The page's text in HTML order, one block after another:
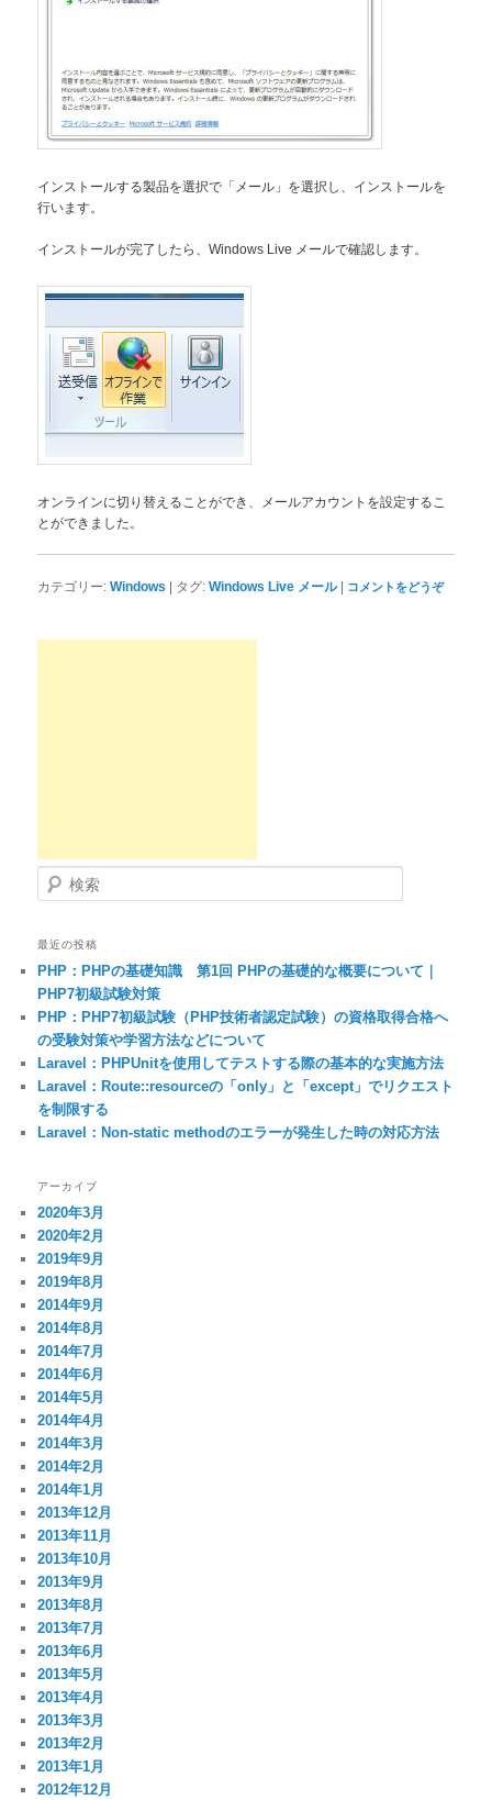
インストールする製品を選択で「メール」を選択し、インストールを
行います。
インストールが完了したら、Windows Live メールで確認します。
オンラインに切り替えることができ、メールアカウントを設定するこ
とができました。
カテゴリー: Windows | タグ: Windows Live メール | コメントをどうぞ
検索
最近の投稿
PHP：PHPの基礎知識 第1回 PHPの基礎的な概要について｜
PHP7初級試験対策
PHP：PHP7初級試験（PHP技術者認定試験）の資格取得合格へ
の受験対策や学習方法などについて
Laravel：PHPUnitを使用してテストする際の基本的な実施方法
Laravel：Route::resourceの「only」と「except」でリクエスト
を制限する
Laravel：Non-static methodのエラーが発生した時の対応方法
アーカイブ
2020年3月
2020年2月
2019年9月
2019年8月
2014年9月
2014年8月
2014年7月
2014年6月
2014年5月
2014年4月
2014年3月
2014年2月
2014年1月
2013年12月
2013年11月
2013年10月
2013年9月
2013年8月
2013年7月
2013年6月
2013年5月
2013年4月
2013年3月
2013年2月
2013年1月
2012年12月